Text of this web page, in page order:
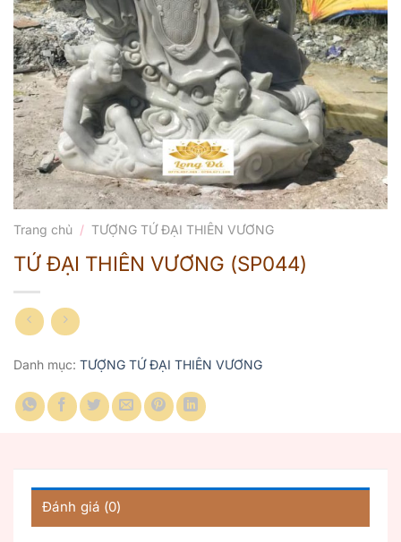
Trang chủ / TƯỢNG TỨ ĐẠI THIÊN VƯƠNG
TỨ ĐẠI THIÊN VƯƠNG (SP044)
Danh mục: TƯỢNG TỨ ĐẠI THIÊN VƯƠNG
Đánh giá (0)